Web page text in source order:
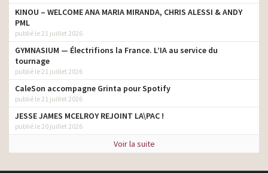
KINOU – WELCOME ANA MARIA MIRANDA, CHRIS ALESSI & ANDY
PML
publié le 21 juillet 2026
GYMNASIUM — Électrifions la France. L’IA au service du
tournage
publié le 21 juillet 2026
CaleSon accompagne Grinta pour Spotify
publié le 21 juillet 2026
JESSE JAMES MCELROY REJOINT LA\PAC !
publié le 20 juillet 2026
Voir la suite